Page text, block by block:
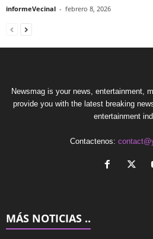
informeVecinal - febrero 8, 2026
Newsmag is your news, entertainment,
provide you with the latest breaking
entertainment
Contactenos:
MÁS NOTICIAS ..